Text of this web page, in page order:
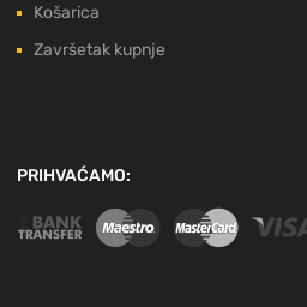
Košarica
Završetak kupnje
PRIHVAĆAMO: